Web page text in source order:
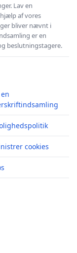
Lav en
af vores
bliver nævnt i
er en
beslutningstagere.
cookies